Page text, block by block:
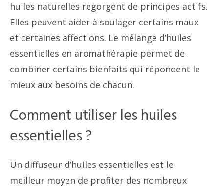
huiles naturelles regorgent de principes actifs.
Elles peuvent aider à soulager certains maux
et certaines affections. Le mélange d’huiles
essentielles en aromathérapie permet de
combiner certains bienfaits qui répondent le
mieux aux besoins de chacun.
Comment utiliser les huiles
essentielles ?
Un diffuseur d’huiles essentielles est le
meilleur moyen de profiter des nombreux